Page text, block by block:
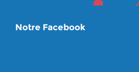
Notre Facebook